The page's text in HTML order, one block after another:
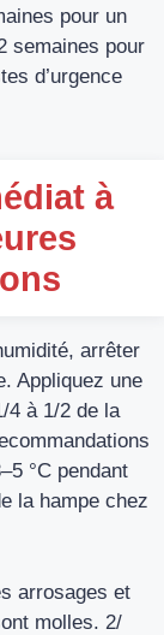
pour un
semaines pour
d’urgence
à
arrêter
Appliquez une
4 à 1/2 de la
°C pendant
la hampe chez
arrosages et
molles. 2/